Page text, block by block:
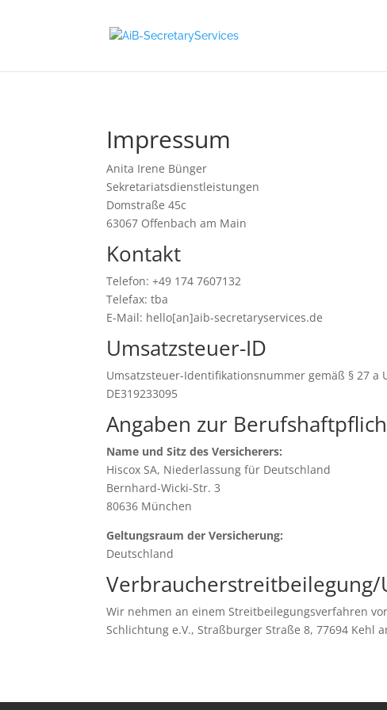
Impressum
Anita Irene Bünger
Sekretariatsdienstleistungen
Domstraße 45c
63067 Offenbach am Main
Kontakt
Telefon: +49 174 7607132
Telefax: tba
E-Mail: hello[an]aib-secretaryservices.de
Umsatzsteuer-ID
Umsatzsteuer-Identifikationsnummer gemäß § 27 a
DE319233095
Angaben zur
Name und Sitz des Versicherers:
Hiscox SA, Niederlassung für Deutschland
Bernhard-Wicki-Str. 3
80636 München
Geltungsraum der Versicherung:
Deutschland
Wir nehmen an einem Streitbeilegungsverfahren
Schlichtung e.V., Straßburger Straße 8, 77694 Kehl